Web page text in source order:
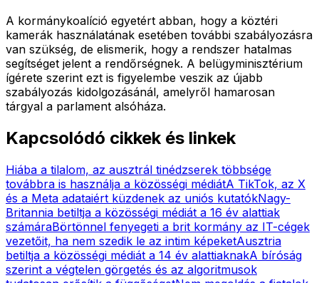
A kormánykoalíció egyetért abban, hogy a köztéri
kamerák használatának esetében további szabályozásra
van szükség, de elismerik, hogy a rendszer hatalmas
segítséget jelent a rendőrségnek. A belügyminisztérium
ígérete szerint ezt is figyelembe veszik az újabb
szabályozás kidolgozásánál, amelyről hamarosan
tárgyal a parlament alsóháza.
Kapcsolódó cikkek és linkek
Hiába a tilalom, az ausztrál tinédzserek többsége
továbbra is használja a közösségi médiátA TikTok, az X
és a Meta adataiért küzdenek az uniós kutatókNagy-
Britannia betiltja a közösségi médiát a 16 év alattiak
számáraBörtönnel fenyegeti a brit kormány az IT-cégek
vezetőit, ha nem szedik le az intim képeketAusztria
betiltja a közösségi médiát a 14 év alattiaknakA bíróság
szerint a végtelen görgetés és az algoritmusok